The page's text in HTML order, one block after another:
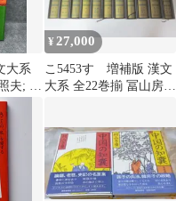
大系
夫; 篠
¥27,000
こ5453す 増補版 漢文
大系 全22巻揃 冨山房
子/老子/荘子/詩経/書経/
荀子/易経/礼記